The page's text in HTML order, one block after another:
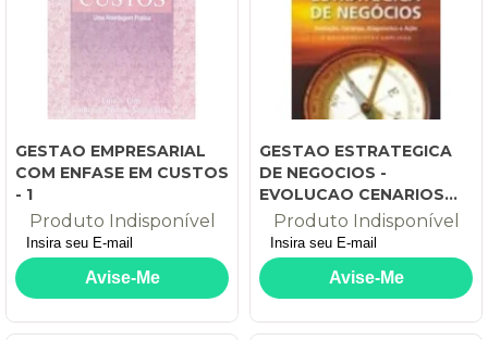
GESTAO EMPRESARIAL
COM ENFASE EM CUSTOS
- 1
Produto Indisponível
GESTAO ESTRATEGICA
DE NEGOCIOS -
EVOLUCAO CENARIOS...
Produto Indisponível